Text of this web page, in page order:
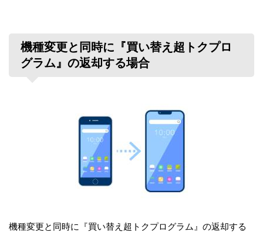
機種変更と同時に『買い替え超トクプロ
グラム』の返却する場合
機種変更と同時に『買い替え超トクプログラム』の返却する